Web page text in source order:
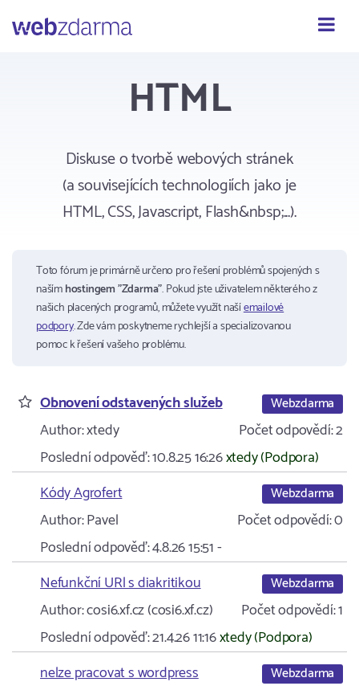
HTML
Diskuse o tvorbě webových stránek
(a souvisejících technologiích jako je
HTML, CSS, Javascript, Flash&nbsp;...).
Toto fórum je primárně určeno pro řešení problémů spojených s
našímhostingem "Zdarma". Pokud jste uživatelem některého z
našich placených programů, můžete využít našíemailové
podpory. Zde vám poskytneme rychlejší a specializovanou
pomoc k řešení vašeho problému.
Obnovení odstavených služeb Webzdarma
Author:xtedy Počet odpovědí:2
Poslední odpověď:10.8.25 16:26xtedy (Podpora)
Kódy Agrofert
Webzdarma
Author:Pavel Počet odpovědí:0
Poslední odpověď:4.8.26 15:51-
Nefunkční URl s diakritikou
Webzdarma
Author:cosi6.xf.cz (cosi6.xf.cz) Počet odpovědí:1
Poslední odpověď:21.4.26 11:16xtedy (Podpora)
nelze pracovat s wordpress
Webzdarma